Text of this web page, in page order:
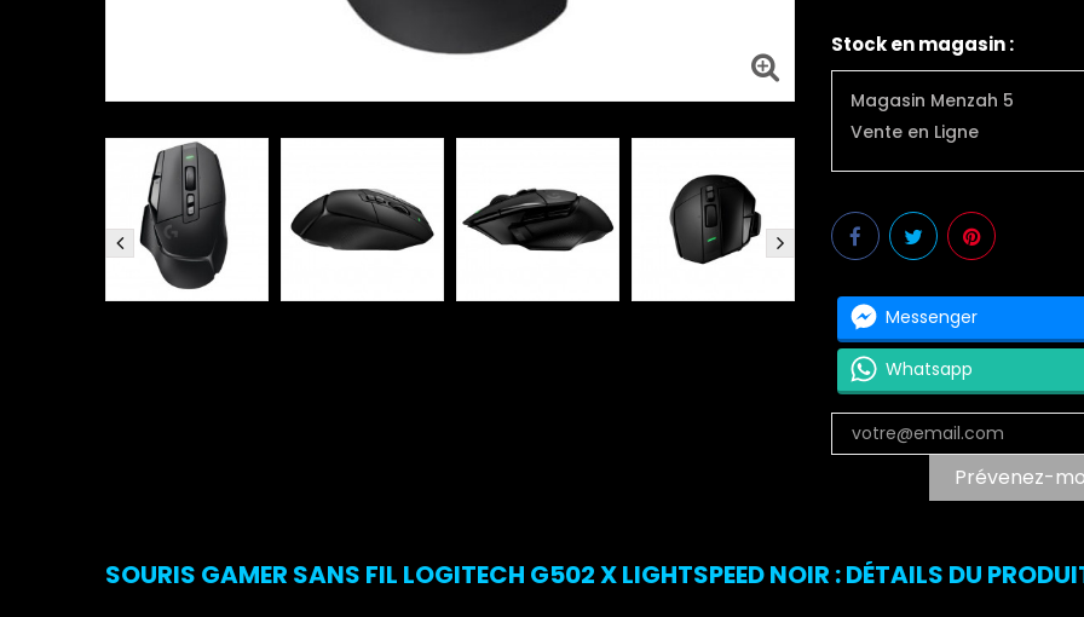
Stock en magasin :
Magasin Menzah 5
Vente en Ligne
Messenger
Whatsapp
Prévenez-
SOURIS GAMER SANS FIL LOGITECH G502 X LIGHTSPEED NOIR : DÉTAILS DU